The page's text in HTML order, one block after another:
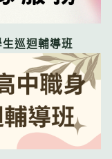
生巡迴輔導班